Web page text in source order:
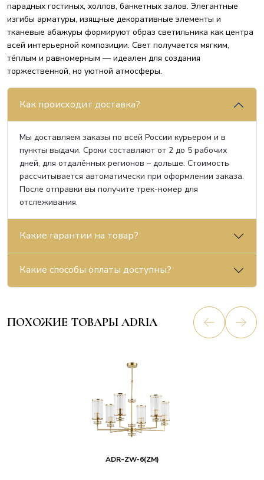
парадных гостиных, холлов, банкетных залов. Элегантные
изгибы арматуры, изящные декоративные элементы и
тканевые абажуры формируют образ светильника как центра
всей интерьерной композиции. Свет получается мягким,
тёплым и равномерным — идеален для создания
торжественной, но уютной атмосферы.
Как происходит доставка?
Мы доставляем заказы по всей России курьером и в
пункты выдачи. Сроки составляют от 2 до 5 рабочих
дней, для отдалённых регионов – дольше. Стоимость
рассчитывается автоматически при оформлении заказа.
После отправки вы получите трек-номер для
отслеживания.
Какие гарантии на товар?
Какие способы оплаты доступны?
ПОХОЖИЕ ТОВАРЫ ADRIA
ADR-ZW-6(ZM)